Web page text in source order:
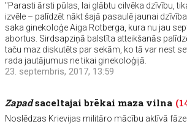
"Parasti ārsti pūlas, lai glābtu cilvēka dzīvību,
izvēle – palīdzēt nākt šajā pasaulē jaunai
saka ginekoloģe Aiga Rotberga, kura nu jau
abortus. Sirdsapziņā balstīta atteikšanās
taču maz diskutēts par sekām, ko tā var nest
rada jautājumus ne tikai ginekoloģijā.
23. septembris, 2017, 13:59
Zapadsaceltajai brēkai maza vilna
Noslēdzas Krievijas militāro mācību aktīvā